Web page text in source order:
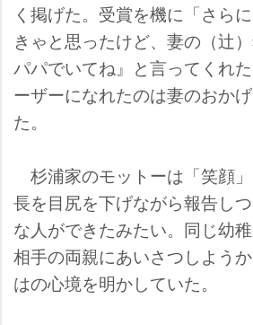
く掲げた。受賞を機に「さら
きゃと思ったけど、妻の（辻
パパでいてね』と言ってくれ
ーザーになれたのは妻のおか
た。
杉浦家のモットーは「笑顔
長を目尻を下げながら報告し
な人ができたみたい。同じ幼稚
相手の両親にあいさつしよう
はの心境を明かしていた。